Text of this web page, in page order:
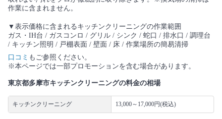
作業に含まれません。
▼表示価格に含まれるキッチンクリーニングの作業範囲
ガス・IH台 / ガスコンロ / グリル / シンク / 蛇口 / 排水口 / 調理台
/ キッチン照明 / 戸棚表面 / 壁面 / 床 / 作業場所の簡易清掃
口コミ もご参照ください。
※本ページでは一部プロモーションを含む場合があります。
東京都多摩市キッチンクリーニングの料金の相場
キッチンクリーニング 13,000～17,000円(税込)